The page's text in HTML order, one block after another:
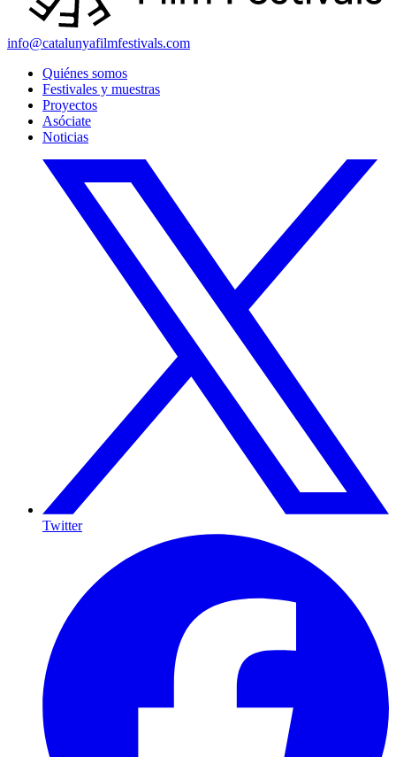
info@catalunyafilmfestivals.com
Quiénes somos
Festivales y muestras
Proyectos
Asóciate
Noticias
Twitter